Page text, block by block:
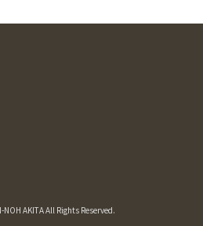
AKITA All Rights Reserved.